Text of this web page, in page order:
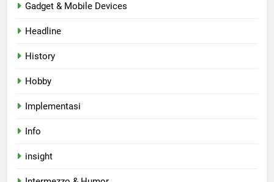
Gadget & Mobile Devices
Headline
History
Hobby
Implementasi
Info
insight